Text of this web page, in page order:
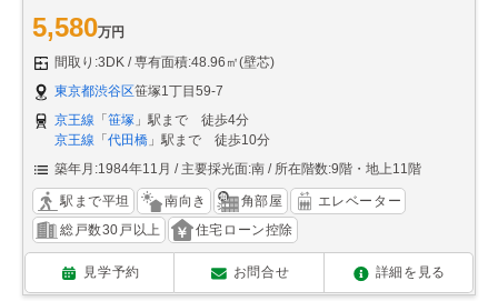
5,580万円
間取り:3DK
専有面積:48.96㎡(壁芯)
東京都渋谷区笹塚1丁目59-7
京王線 「笹塚 」駅まで 徒歩4分
京王線 「代田橋 」駅まで 徒歩10分
築年月:1984年11月
主要採光面:南 所在階数:9階・地上11階
駅まで平坦 南向き 角部屋
エレベーター
総戸数30戸以上
住宅ローン控除
見学予約 お問合せ 詳細を見る